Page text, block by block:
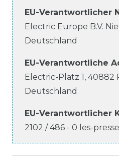
EU-Verantwortlicher
Electric Europe B.V.
Deutschland
EU-Verantwortliche
Electric-Platz 1, 40882
Deutschland
EU-Verantwortlicher
2102 / 486 - 0 les-